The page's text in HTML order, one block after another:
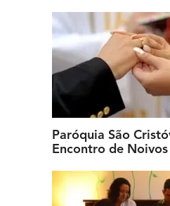
Paróquia São
Encontro de